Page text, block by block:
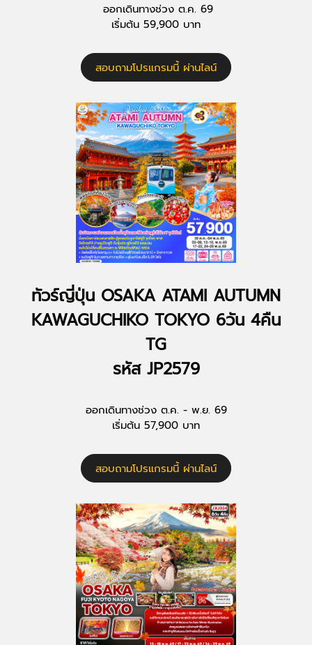
ออกเดินทางช่วง ต.ค. 69
เริ่มต้น 59,900 บาท
สอบถามโปรแกรมนี้ ผ่านไลน์
ทัวร์ญี่ปุ่น OSAKA ATAMI AUTUMN
KAWAGUCHIKO TOKYO 6วัน 4คืน
TG
รหัส JP2579
ออกเดินทางช่วง ต.ค. - พ.ย. 69
เริ่มต้น 57,900 บาท
สอบถามโปรแกรมนี้ ผ่านไลน์